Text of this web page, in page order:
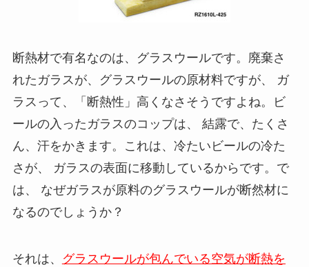
断熱材で有名なのは、グラスウールです。廃棄さ
れたガラスが、グラスウールの原材料ですが、 ガ
ラスって、「断熱性」高くなさそうですよね。ビ
ールの入ったガラスのコップは、 結露で、たくさ
ん、汗をかきます。これは、冷たいビールの冷た
さが、 ガラスの表面に移動しているからです。で
は、 なぜガラスが原料のグラスウールが断然材に
なるのでしょうか？
それは、
グラスウールが包んでいる空気が断熱を